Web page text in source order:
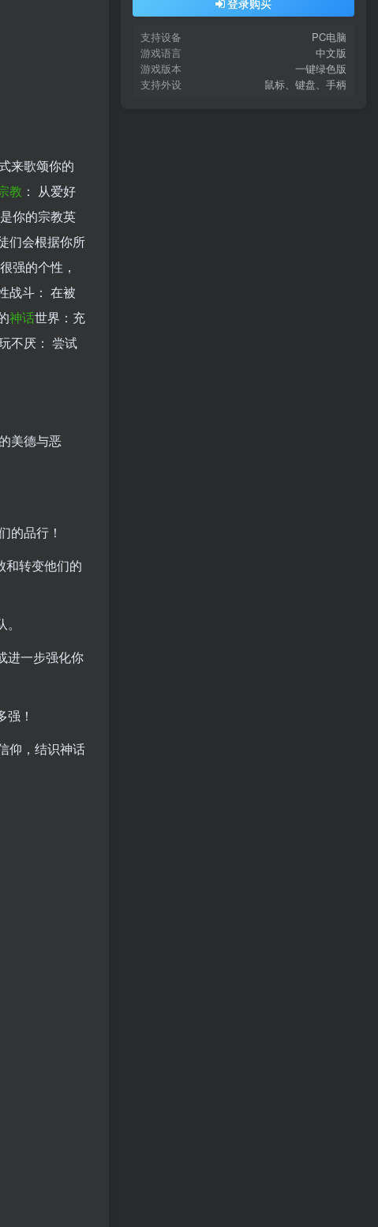
来歌颂你的
教 ： 从爱好
你的宗教英
们会根据你所
强的个性，
战斗： 在被
神话世界：充
不厌： 尝试
美德与恶
的品行！
和转变他们的
进一步强化你
！
仰，结识神话
支持设备
PC电脑
游戏语言
中文版
游戏版本
一键绿色版
支持外设
鼠标、键盘、手柄